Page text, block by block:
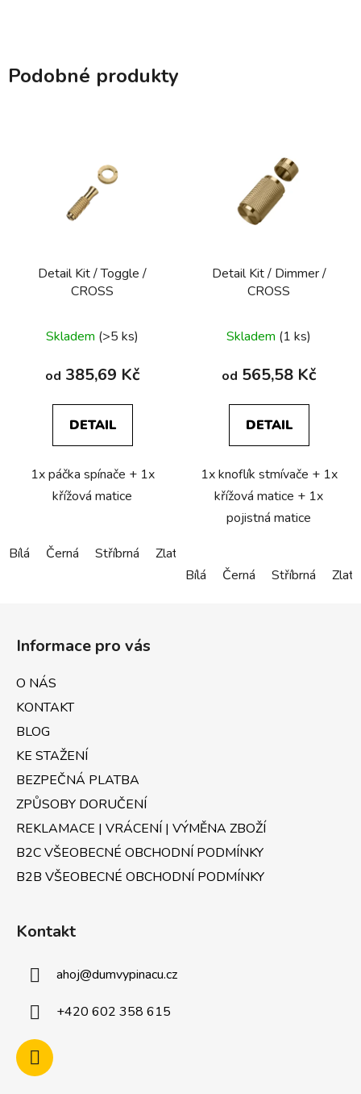
Podobné produkty
Detail Kit / Toggle /
CROSS
Skladem (>5 ks)
od 385,69 Kč
DETAIL
1x páčka spínače + 1x
křížová matice
Bílá Černá Stříbrná Zlatá
Detail Kit / Dimmer /
CROSS
Skladem (1 ks)
od 565,58 Kč
DETAIL
1x knoflík stmívače + 1x
křížová matice + 1x
pojistná matice
Bílá Černá Stříbrná Zlatá
Informace pro vás
O NÁS
KONTAKT
BLOG
KE STAŽENÍ
BEZPEČNÁ PLATBA
ZPŮSOBY DORUČENÍ
REKLAMACE | VRÁCENÍ | VÝMĚNA ZBOŽÍ
B2C VŠEOBECNÉ OBCHODNÍ PODMÍNKY
B2B VŠEOBECNÉ OBCHODNÍ PODMÍNKY
Kontakt
ahoj@dumvypinacu.cz
+420 602 358 615